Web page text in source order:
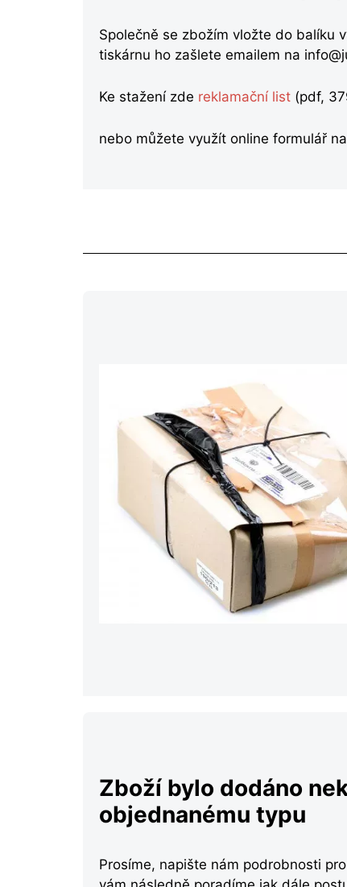
Společně se zbožím vložte do balíku
tiskárnu ho zašlete emailem na
Ke stažení zde reklamační list (pdf,
nebo můžete využít online formulář
Zboží bylo dodáno
objednanému typu
Prosíme, napište nám podrobnosti